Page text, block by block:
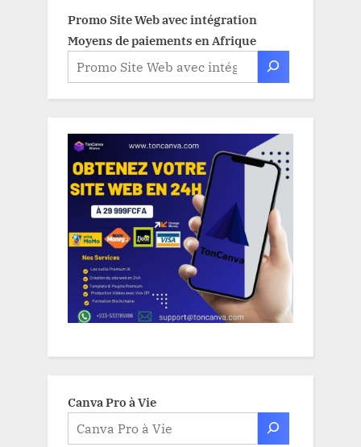
Promo Site Web avec intégration
Moyens de paiements en Afrique
Canva Pro à Vie